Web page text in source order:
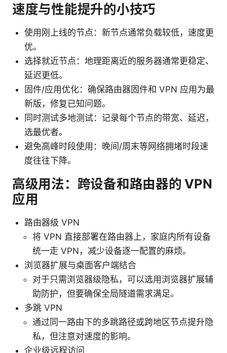
速度与性能提升的小技巧
使用刚上线的节点：新节点通常负载较低，速度更
优。
选择就近节点：地理距离近的服务器通常更稳定、
延迟更低。
固件/应用优化：确保路由器固件和 VPN 应用为最
新版，修复已知问题。
同时测试多地测试：记录每个节点的带宽、延迟，
选最优者。
避免高峰时段使用：晚间/周末等网络拥堵时段速
度往往下降。
高级用法：跨设备和路由器的 VPN
应用
路由器级 VPN
将 VPN 直接部署在路由器上，家庭内所有设备
统一走 VPN，减少设备逐一配置的麻烦。
浏览器扩展与桌面客户端结合
对于只需浏览器级隐私，可以选用浏览器扩展辅
助防护，但要确保全局隧道需求满足。
多跳 VPN
通过同一路由下的多跳路径或跨地区节点提升隐
私，但注意对速度的影响。
企业级远程访问